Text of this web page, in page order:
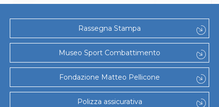
Rassegna Stampa
Museo Sport Combattimento
Fondazione Matteo Pellicone
Polizza assicurativa